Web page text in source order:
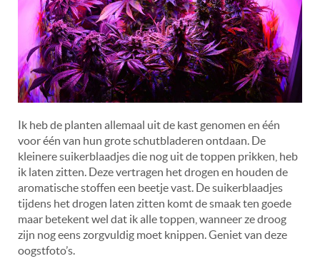
Ik heb de planten allemaal uit de kast genomen en één
voor één van hun grote schutbladeren ontdaan. De
kleinere suikerblaadjes die nog uit de toppen prikken, heb
ik laten zitten. Deze vertragen het drogen en houden de
aromatische stoffen een beetje vast. De suikerblaadjes
tijdens het drogen laten zitten komt de smaak ten goede
maar betekent wel dat ik alle toppen, wanneer ze droog
zijn nog eens zorgvuldig moet knippen. Geniet van deze
oogstfoto’s.